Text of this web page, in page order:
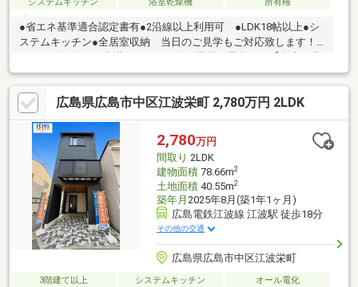
●省エネ基準適合認定書有●2沿線以上利用可 ●LDK18帖以上●シ
ステムキッチン●全居室収納 当日のご見学もご対応致します！
ぜひ、お気軽にお声掛け下さい！☆ご見学の予約は→【右上の見
学予約する（無料)】をクリック！トータテ住宅販売（株）本店営
業部まで！！0120-333-222【取扱物件７０８７件 その内未公開
物件３０９４件ご用意しています】トータテのホームページもぜ
ひご覧ください！!https://jyuhan.totate.co.jp/
広島県広島市中区江波栄町 2,780万円 2LDK
2,780万円
間取り 2LDK
建物面積78.66m2
土地面積40.55m2
築年月 2025年8月(築1年1ヶ月)
広島電鉄江波線 江波駅 徒歩18分
その他の交通
広島県広島市中区江波栄町
3階建て以上 システムキッチン
オール電化